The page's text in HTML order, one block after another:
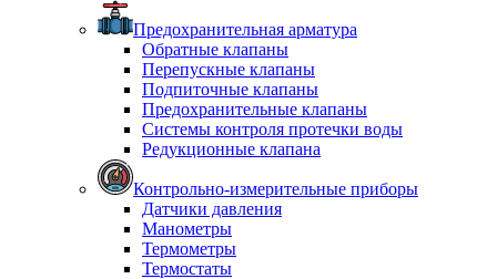
Предохранительная арматура
Обратные клапаны
Перепускные клапаны
Подпиточные клапаны
Предохранительные клапаны
Системы контроля протечки воды
Редукционные клапана
Контрольно-измерительные приборы
Датчики давления
Манометры
Термометры
Термостаты